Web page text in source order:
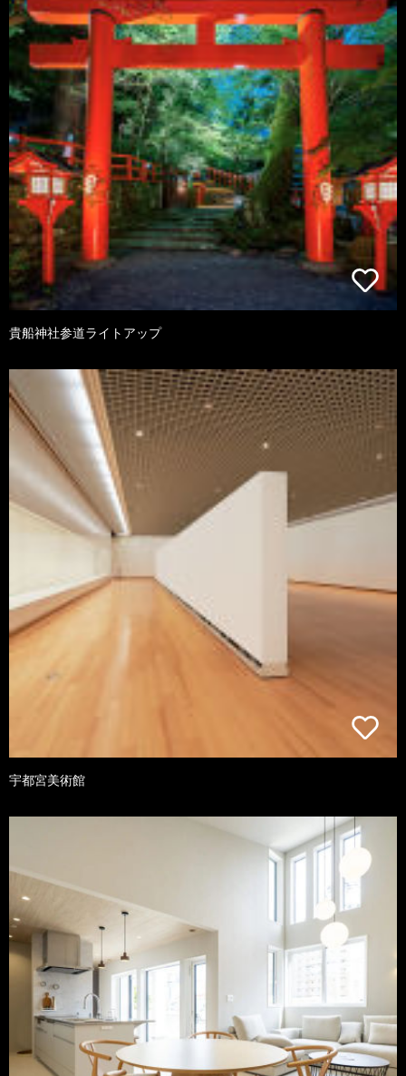
貴船神社参道ライトアップ
宇都宮美術館